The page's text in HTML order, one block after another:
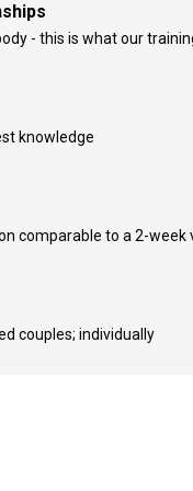
- this is what our
knowledge
comparable to a 2-week
couples; individually